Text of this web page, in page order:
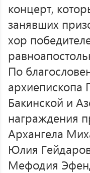
концерт,
занявших
хор
По
архиепископа
Бакинской и
награждения
Архангела
Юлия
Мефодия